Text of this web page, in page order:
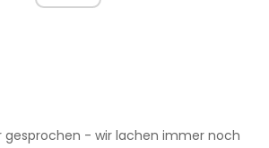
gesprochen - wir lachen immer noch